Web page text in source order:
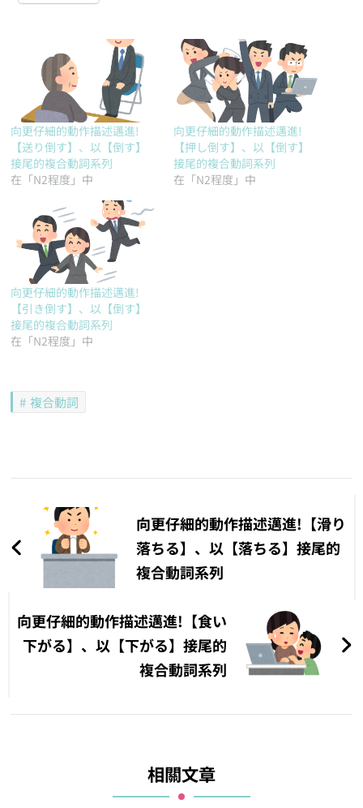
向更仔細的動作描述邁進!
【送り倒す】、以【倒す】
接尾的複合動詞系列
在「N2程度」中
向更仔細的動作描述邁進!
【押し倒す】、以【倒す】
接尾的複合動詞系列
在「N2程度」中
向更仔細的動作描述邁進!
【引き倒す】、以【倒す】
接尾的複合動詞系列
在「N2程度」中
複合動詞
導
向更仔細的動作描述邁進!【滑り
落ちる】、以【落ちる】接尾的
複合動詞系列
向更仔細的動作描述邁進!【食い
下がる】、以【下がる】接尾的
複合動詞系列
相關文章